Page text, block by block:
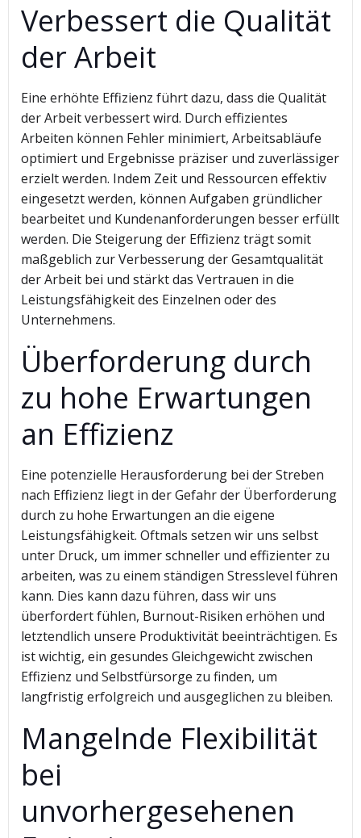
Verbessert die Qualität
der Arbeit
Eine erhöhte Effizienz führt dazu, dass die Qualität
der Arbeit verbessert wird. Durch effizientes
Arbeiten können Fehler minimiert, Arbeitsabläufe
optimiert und Ergebnisse präziser und zuverlässiger
erzielt werden. Indem Zeit und Ressourcen effektiv
eingesetzt werden, können Aufgaben gründlicher
bearbeitet und Kundenanforderungen besser erfüllt
werden. Die Steigerung der Effizienz trägt somit
maßgeblich zur Verbesserung der Gesamtqualität
der Arbeit bei und stärkt das Vertrauen in die
Leistungsfähigkeit des Einzelnen oder des
Unternehmens.
Überforderung durch
zu hohe Erwartungen
an Effizienz
Eine potenzielle Herausforderung bei der Streben
nach Effizienz liegt in der Gefahr der Überforderung
durch zu hohe Erwartungen an die eigene
Leistungsfähigkeit. Oftmals setzen wir uns selbst
unter Druck, um immer schneller und effizienter zu
arbeiten, was zu einem ständigen Stresslevel führen
kann. Dies kann dazu führen, dass wir uns
überfordert fühlen, Burnout-Risiken erhöhen und
letztendlich unsere Produktivität beeinträchtigen. Es
ist wichtig, ein gesundes Gleichgewicht zwischen
Effizienz und Selbstfürsorge zu finden, um
langfristig erfolgreich und ausgeglichen zu bleiben.
Mangelnde Flexibilität
bei
unvorhergesehenen